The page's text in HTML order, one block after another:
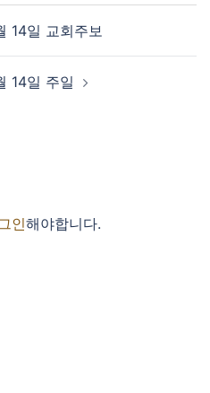
14일 교회주보
14일 주일
인해야합니다.